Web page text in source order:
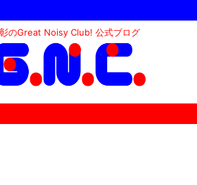
のGreat Noisy Club! 公式ブログ